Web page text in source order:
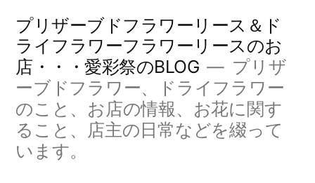
プリザーブドフラワーリース＆ド
ライフラワーフラワーリースのお
店・・・愛彩祭のBLOG
プリザ
ーブドフラワー、ドライフラワー
のこと、お店の情報、お花に関す
ること、店主の日常などを綴って
います。